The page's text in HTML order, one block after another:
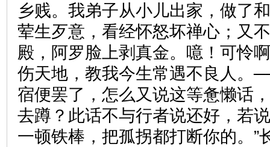
乡贱。我弟子从小儿出家，做了
荤生歹意，看经怀怒坏禅心；又
殿，阿罗脸上剥真金。噫！可怜
伤天地，教我今生常遇不良人。
宿便罢了，怎么又说这等惫懒话
去蹲？此话不与行者说还好，若
一顿铁棒，把孤拐都打断你的。”